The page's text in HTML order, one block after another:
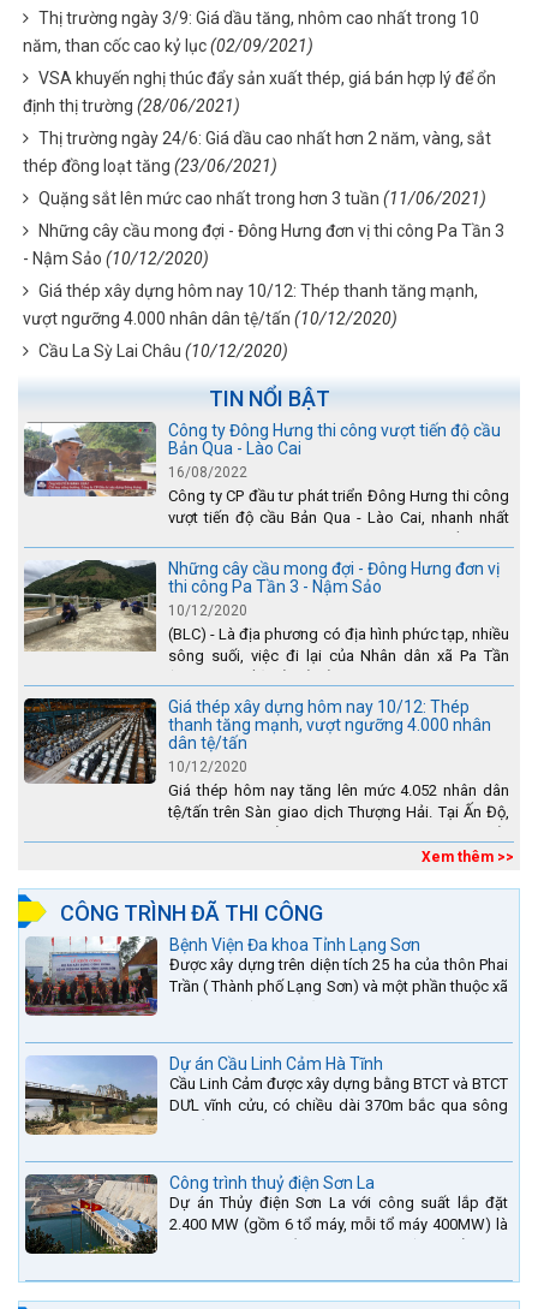
Thị trường ngày 3/9: Giá dầu tăng, nhôm cao nhất trong 10
năm, than cốc cao kỷ lục(02/09/2021)
VSA khuyến nghị thúc đẩy sản xuất thép, giá bán hợp lý để ổn
định thị trường (28/06/2021)
Thị trường ngày 24/6: Giá dầu cao nhất hơn 2 năm, vàng, sắt
thép đồng loạt tăng (23/06/2021)
Quặng sắt lên mức cao nhất trong hơn 3 tuần (11/06/2021)
Những cây cầu mong đợi - Đông Hưng đơn vị thi công Pa Tần 3
- Nậm Sảo (10/12/2020)
Giá thép xây dựng hôm nay 10/12: Thép thanh tăng mạnh,
vượt ngưỡng 4.000 nhân dân tệ/tấn (10/12/2020)
Cầu La Sỳ Lai Châu (10/12/2020)
TIN NỔI BẬT
Công ty Đông Hưng thi công vượt tiến độ cầu
Bản Qua - Lào Cai
16/08/2022
Công ty CP đầu tư phát triển Đông Hưng thi công
vượt tiến độ cầu Bản Qua - Lào Cai, nhanh nhất
Lào Cai.
Những cây cầu mong đợi - Đông Hưng đơn vị
thi công Pa Tần 3 - Nậm Sảo
10/12/2020
(BLC) - Là địa phương có địa hình phức tạp, nhiều
sông suối, việc đi lại của Nhân dân xã Pa Tần
lũ....
Giá thép xây dựng hôm nay 10/12: Thép
thanh tăng mạnh, vượt ngưỡng 4.000 nhân
dân tệ/tấn
10/12/2020
Giá thép hôm nay tăng lên mức 4.052 nhân dân
tệ/tấn trên Sàn giao dịch Thượng Hải. Tại Ấn Độ,
Xem thêm >>
CÔNG TRÌNH ĐÃ THI CÔNG
Bệnh Viện Đa khoa Tỉnh Lạng Sơn
Được xây dựng trên diện tích 25 ha của thôn Phai
Trần ( Thành phố Lạng Sơn) và một phần thuộc xã
Dự án Cầu Linh Cảm Hà Tĩnh
Cầu Linh Cảm được xây dựng bằng BTCT và BTCT
DƯL vĩnh cửu, có chiều dài 370m bắc qua sông
Công trình thuỷ điện Sơn La
Dự án Thủy điện Sơn La với công suất lắp đặt
2.400 MW (gồm 6 tổ máy, mỗi tổ máy 400MW) là